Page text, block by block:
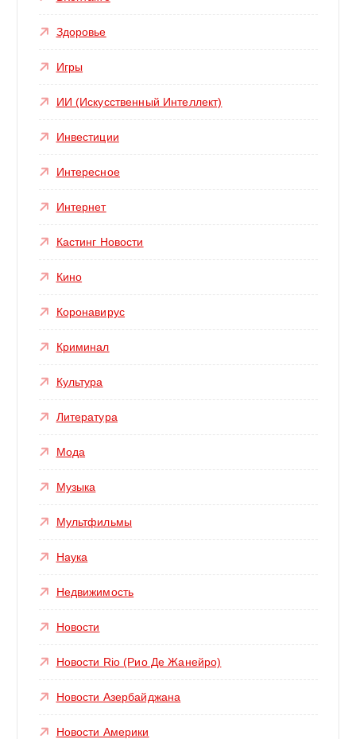
Здоровье
Игры
ИИ (Искусственный Интеллект)
Инвестиции
Интересное
Интернет
Кастинг Новости
Кино
Коронавирус
Криминал
Культура
Литература
Мода
Музыка
Мультфильмы
Наука
Недвижимость
Новости
Новости Rio (Рио Де Жанейро)
Новости Азербайджана
Новости Америки